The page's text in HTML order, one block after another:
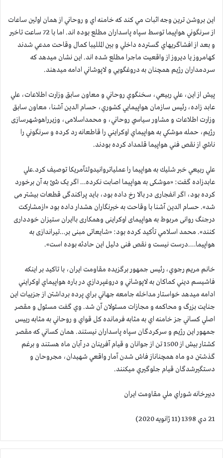
اين بروشن ترين وجه اثبات مي كند كه خامنه اي و روحاني از همان اولين ساعات
از سرنگوني هواپيما توسط سپاه پاسداران مطلع بوده اند. اما با 72 ساعت تاخير
و بعد از افشاگريهاي گسترده داخلي و بين الملليبا كمال وقاحت مدعي شدند
كهامروز يا ديروز از واقعيت ماجرا مطلع شده اند. اين نشان ميدهد كه
سردمداران رژيم همچنان به دروغگويي و لاپوشاني ادامه ميدهند.
پيش از اين، علي ربيعي، سخنگوي روحاني و معاون سابق وزارت اطلاعات، علي
عابد زاده، رئيس سازمان هواپيمايي كشوري، حسام الدين آشنا، معاون سابق
وزارت اطلاعات و مشاور سياسي روحاني، و محمداسلامی، وزیرراهوشهرسازی
رژيم، حمله موشكي به هواپيماي اوكرايني را قاطعانه رد كرده و سرنگوني را
ناشي از نقص فني هواپيما قلمداد كرده بودند.
علي ربيعي خبر شليك به هواپيما را عملیاتروانیدولتآمریکا توصيف كرد.علي
عابدزاده گفت: «موشکی به هواپیما اصابت نکرده… اگر یک شئ به آن برخورد
کرده بود، اگر انفجاری در بالا رخ داده بود، باید پراکندگی قطعات بیشتر می
شد». حسام الدين آشنا با وقاحت به خبرنگاران هشدار داده بود «ازمشارکت
درجنگ روانی مربوط به هواپیمای اوکراینی وهمکاری باایران ستیزان خودداری
کنند». محمد اسلامي تأكيد كرده بود: «شایعاتی مبنی بر…تیراندازی به
هواپیما….درست نیست و نقص فنی دلیل این حادثه بوده است».
خانم مريم رجوي، رئيس جمهور برگزيده مقاومت ايران، با تاكيد بر اينكه
فاشيسم ديني كماكان به لاپوشاني و دروغپردازي در باره هواپيماي اوكرايني
ادامه ميدهد خواستار مداخله جامعه جهاني براي پرده برداشتن از جزييات اين
جنايت بزرگ و محاكمه و مجازات مسئولان آن شد. وي گفت مسئول و مقصر
اصلي كساني جز خامنه اي به مثابه فرمانده كل قواي و روحاني به مثابه رييس
جمهور اين رژيم و سركردگان سپاه پاسداران نيستند. همان كساني كه مقصر
كشتار بيش از 1500 تن از جوانان و قيام آفرينان در آبان ماه هستند و برغم
گذشتن دو ماه همچناناز فاش شدن آمار واقعي شهيدان، مجروحان و
دستگيرشدگان قيام جلوگيري ميكنند.
دبيرخانه شوراي ملي مقاومت ايران
21 دي 1398 (11 ژانويه 2020)